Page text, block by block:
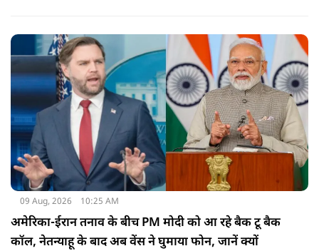
09 Aug, 2026 10:25 AM
अमेरिका-ईरान तनाव के बीच PM मोदी को आ रहे बैक टू बैक
कॉल, नेतन्याहू के बाद अब वेंस ने घुमाया फोन, जानें क्यों